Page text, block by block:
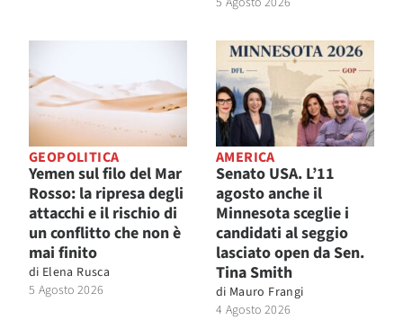
GEOPOLITICA
Yemen sul filo del Mar
Rosso: la ripresa degli
attacchi e il rischio di
un conflitto che non è
mai finito
di Elena Rusca
5 Agosto 2026
AMERICA
Senato USA. L’11
agosto anche il
Minnesota sceglie i
candidati al seggio
lasciato open da Sen.
Tina Smith
di Mauro Frangi
4 Agosto 2026